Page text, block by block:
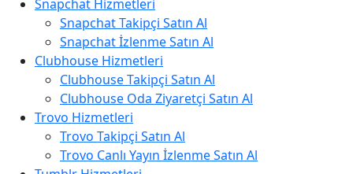
Snapchat Hizmetleri
Snapchat Takipçi Satın Al
Snapchat İzlenme Satın Al
Clubhouse Hizmetleri
Clubhouse Takipçi Satın Al
Clubhouse Oda Ziyaretçi Satın Al
Trovo Hizmetleri
Trovo Takipçi Satın Al
Trovo Canlı Yayın İzlenme Satın Al